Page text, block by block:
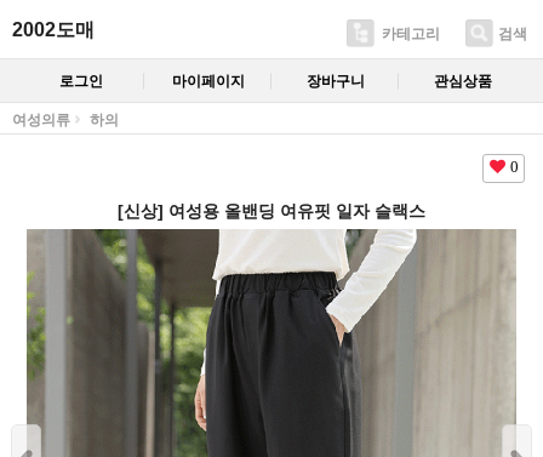
2002도매 카테고리 검색
로그인 마이페이지 장바구니 관심상품
여성의류 하의
0
[신상] 여성용 올밴딩 여유핏 일자 슬랙스